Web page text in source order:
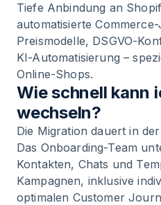
Tiefe Anbindung an
automatisierte
Preismodelle, DSGVO-
KI-Automatisierung –
Online-Shops.
Wie schnell kann
wechseln?
Die Migration dauert in
Das Onboarding-Team
Kontakten, Chats und
Kampagnen, inklusive
optimalen Customer